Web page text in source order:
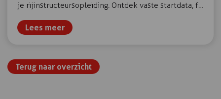
je rijinstructeursopleiding. Ontdek vaste startdata, f…
Lees meer
Terug naar overzicht